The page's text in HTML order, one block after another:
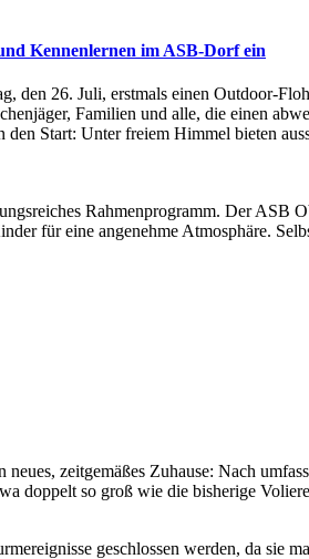
Kennenlernen im ASB-Dorf ein
den 26. Juli, erstmals einen Outdoor-
Familien und alle, die einen
Start: Unter freiem Himmel bieten
Rahmenprogramm. Der ASB
für eine angenehme Atmosphäre.
zeitgemäßes Zuhause: Nach
doppelt so groß wie die bisherige
geschlossen werden, da sie